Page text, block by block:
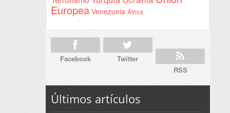
Europea Venezuela África
Facebook
Twitter
RSS
Últimos artículos